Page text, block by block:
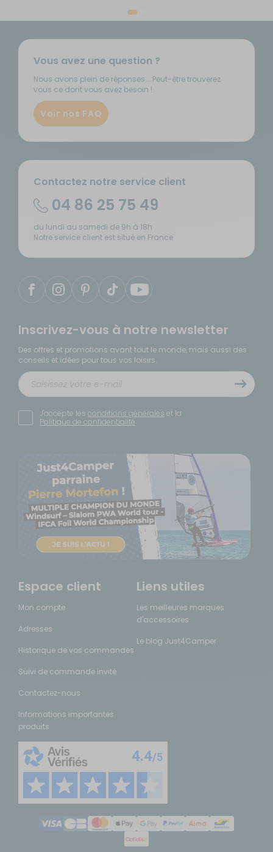
Vous avez une question ?
Nous avons plein de réponses... Peut-être trouverez
vous ce dont vous avez besoin !
Voir nos FAQ
Contactez notre service client
04 86 25 75 49
du lundi au samedi de 9h à 18h
Notre service client est situé en France
Inscrivez-vous à notre newsletter
Des offres et promotions avant tout le monde, mais aussi des
conseils et idées pour tous vos loisirs.
J'accepte les conditions générales et la
Politique de confidentialité
Espace client
Mon compte
Adresses
Historique de vos commandes
Suivi de commande invité
Contactez-nous
Informations importantes
produits
Liens utiles
Les meilleures marques
d'accessoires
Le blog Just4Camper